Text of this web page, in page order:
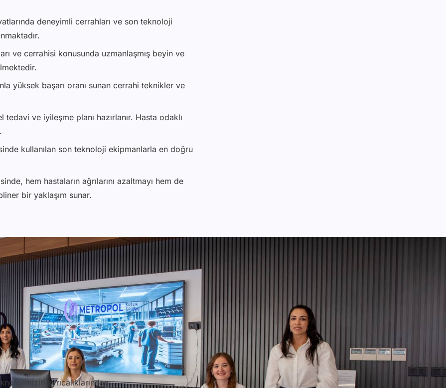
deneyimli cerrahları ve son teknoloji
ve cerrahisi konusunda uzmanlaşmış beyin ve
yüksek başarı oranı sunan cerrahi teknikler ve
tedavi ve iyileşme planı hazırlanır. Hasta odaklı
kullanılan son teknoloji ekipmanlarla en doğru
hem hastaların ağrılarını azaltmayı hem de
bir yaklaşım sunar.
ayrıcalıklarından